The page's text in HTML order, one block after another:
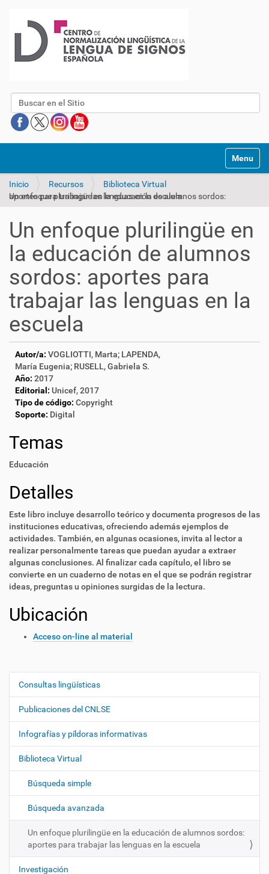
Buscar
Mostrar/
Inicio Recursos
Biblioteca Virtual
Un enfoque plurilingüe en la educación de alumnos sordos: aportes para trabajar las lenguas en la escuela
Un enfoque plurilingüe en
la educación de alumnos
sordos: aportes para
trabajar las lenguas en la
escuela
Autor/a: VOGLIOTTI, Marta; LAPENDA,
María Eugenia; RUSELL, Gabriela S.
Año: 2017
Editorial: Unicef, 2017
Tipo de código: Copyright
Soporte: Digital
Temas
Educación
Detalles
Este libro incluye desarrollo teórico y documenta progresos de las
instituciones educativas, ofreciendo además ejemplos de
actividades. También, en algunas ocasiones, invita al lector a
realizar personalmente tareas que puedan ayudar a extraer
algunas conclusiones. Al finalizar cada capítulo, el libro se
convierte en un cuaderno de notas en el que se podrán registrar
ideas, preguntas u opiniones surgidas de la lectura.
Ubicación
Acceso on-line al material
N
e
g
a
i
n
Consultas lingüísticas
Publicaciones del CNLSE
Infografías y píldoras informativas
Biblioteca Virtual
Búsqueda simple
Búsqueda avanzada
Un enfoque plurilingüe en la educación de alumnos sordos:
aportes para trabajar las lenguas en la escuela
Investigación